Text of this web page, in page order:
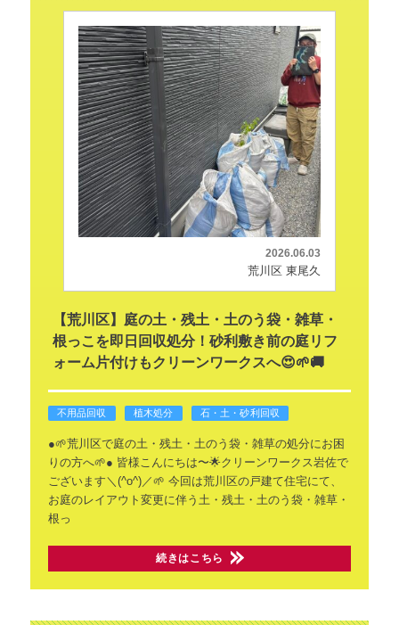
2026.06.03
荒川区 東尾久
【荒川区】庭の土・残土・土のう袋・雑草・
根っこを即日回収処分！砂利敷き前の庭リフ
ォーム片付けもクリーンワークスへ😍🌱🚚
不用品回収 植木処分 石・土・砂利回収
●🌱荒川区で庭の土・残土・土のう袋・雑草の処分にお困
りの方へ🌱● 皆様こんにちは〜🌟クリーンワークス岩佐で
ございます＼(^o^)／🌱 今回は荒川区の戸建て住宅にて、
お庭のレイアウト変更に伴う土・残土・土のう袋・雑草・
根っ
続きはこちら